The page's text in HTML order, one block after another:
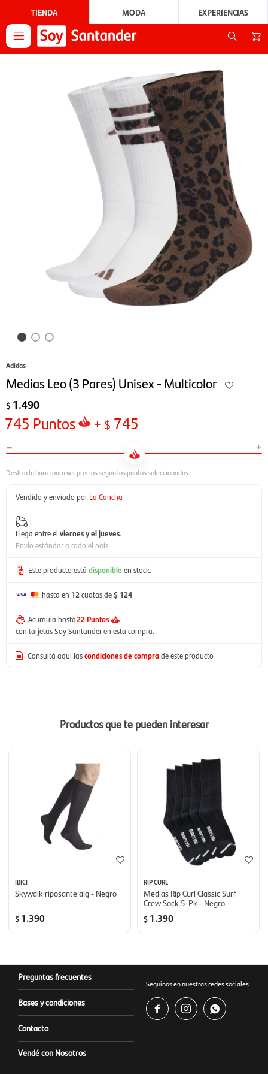
TIENDA MODA EXPERIENCIAS

Adidas
Medias Leo (3 Pares) Unisex - Multicolor
$ 1.490
745 Puntos + $ 745
- +
Vendido y enviado por La Cancha
Llega entre el viernes y el jueves.
Envío estándar a todo el país.
Este producto está disponible en stock.
hasta en 12cuotas de$ 124
Acumula hasta22 Puntos
con tarjetas Soy Santander en esta compra.
Consultá aquí lascondiciones de comprade este producto
Productos que te pueden interesar
IBICI
Skywalk riposante alg - Negro
$ 1.390
RIP CURL
Medias Rip Curl Classic Surf
Crew Sock 5-Pk - Negro
$ 1.390
Preguntas frecuentes
Bases y condiciones
Contacto
Vendé con Nosotros
Seguinos en nuestras redes sociales
  